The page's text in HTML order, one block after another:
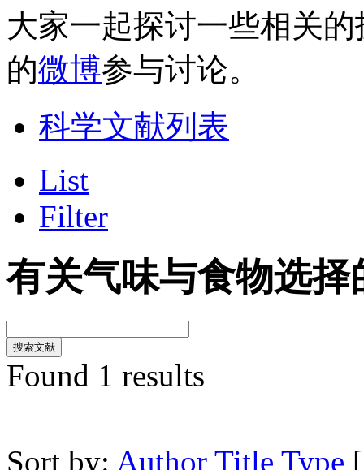
大家一起探讨一些相关
的微博参与讨论。
科学文献列表
List
Filter
有关气味与食物选择
Found 1 results
Sort by: Author Title Type